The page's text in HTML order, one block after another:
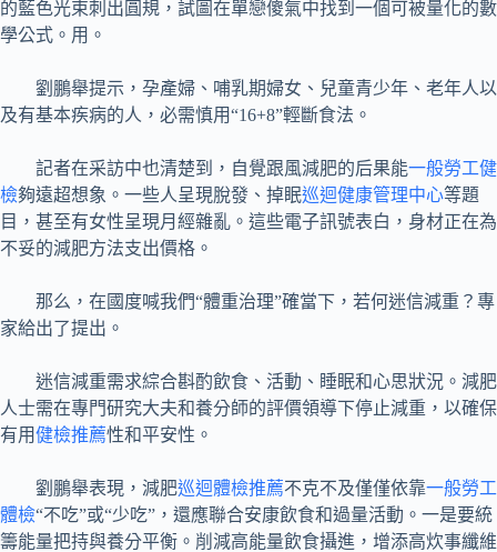
的藍色光束刺出圓規，試圖在單戀傻氣中找到一個可被量化的數
學公式。用。
劉鵬舉提示，孕產婦、哺乳期婦女、兒童青少年、老年人以
及有基本疾病的人，必需慎用“16+8”輕斷食法。
記者在采訪中也清楚到，自覺跟風減肥的后果能一般勞工健
檢夠遠超想象。一些人呈現脫發、掉眠巡迴健康管理中心等題
目，甚至有女性呈現月經雜亂。這些電子訊號表白，身材正在為
不妥的減肥方法支出價格。
那么，在國度喊我們“體重治理”確當下，若何迷信減重？專
家給出了提出。
迷信減重需求綜合斟酌飲食、活動、睡眠和心思狀況。減肥
人士需在專門研究大夫和養分師的評價領導下停止減重，以確保
有用健檢推薦性和平安性。
劉鵬舉表現，減肥巡迴體檢推薦不克不及僅僅依靠一般勞工
體檢“不吃”或“少吃”，還應聯合安康飲食和過量活動。一是要統
籌能量把持與養分平衡。削減高能量飲食攝進，增添高炊事纖維